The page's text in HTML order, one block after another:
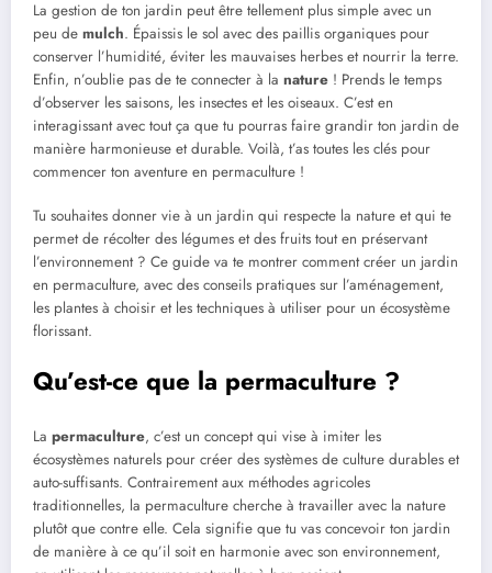
La gestion de ton jardin peut être tellement plus simple avec un
peu de mulch. Épaissis le sol avec des paillis organiques pour
conserver l’humidité, éviter les mauvaises herbes et nourrir la terre.
Enfin, n’oublie pas de te connecter à la nature ! Prends le temps
d’observer les saisons, les insectes et les oiseaux. C’est en
interagissant avec tout ça que tu pourras faire grandir ton jardin de
manière harmonieuse et durable. Voilà, t’as toutes les clés pour
commencer ton aventure en permaculture !
Tu souhaites donner vie à un jardin qui respecte la nature et qui te
permet de récolter des légumes et des fruits tout en préservant
l’environnement ? Ce guide va te montrer comment créer un jardin
en permaculture, avec des conseils pratiques sur l’aménagement,
les plantes à choisir et les techniques à utiliser pour un écosystème
florissant.
Qu’est-ce que la permaculture ?
La permaculture, c’est un concept qui vise à imiter les
écosystèmes naturels pour créer des systèmes de culture durables et
auto-suffisants. Contrairement aux méthodes agricoles
traditionnelles, la permaculture cherche à travailler avec la nature
plutôt que contre elle. Cela signifie que tu vas concevoir ton jardin
de manière à ce qu’il soit en harmonie avec son environnement,